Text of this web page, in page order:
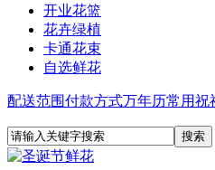
开业花篮
花卉绿植
卡通花束
自选鲜花
配送范围付款方式万年历常用祝